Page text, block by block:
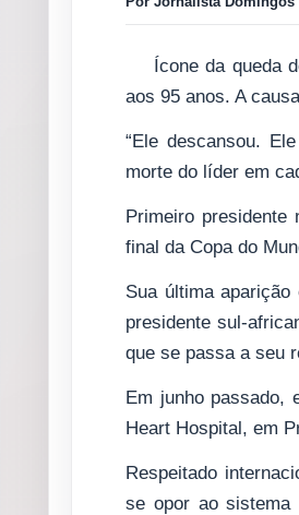
Ícone da queda
aos 95 anos. A
“Ele descansou.
morte do líder em
Primeiro
final da Copa do
Sua última
presidente sul-
que se passa a seu
Em junho passado,
Heart Hospital, em
Respeitado
se opor ao sistema